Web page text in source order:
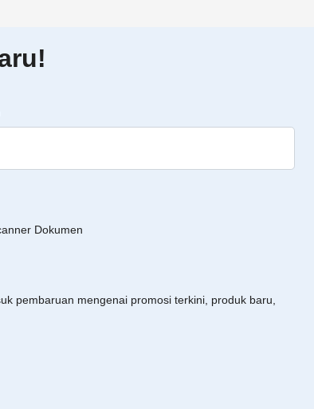
Dokumen
pembaruan mengenai promosi terkini, produk baru,